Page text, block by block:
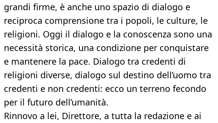
grandi firme, è anche uno spazio di dialogo e
reciproca comprensione tra i popoli, le culture, le
religioni. Oggi il dialogo e la conoscenza sono una
necessità storica, una condizione per conquistare
e mantenere la pace. Dialogo tra credenti di
religioni diverse, dialogo sul destino dell’uomo tra
credenti e non credenti: ecco un terreno fecondo
per il futuro dell’umanità.
Rinnovo a lei, Direttore, a tutta la redazione e ai